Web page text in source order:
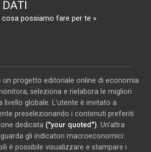
possiamo fare per te »
un progetto editoriale online di economia
seleziona e rielabora le migliori
livello globale. L'utente è invitato a
preselezionando i contenuti preferiti
dedicata ("your quoted") . Un'altra
gli indicatori macroeconomici:
è possibile visualizzare e stampare i